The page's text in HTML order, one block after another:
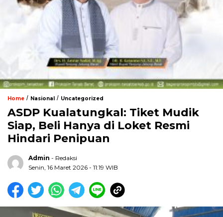
Home / Nasional / Uncategorized
ASDP Kualatungkal: Tiket Mudik
Siap, Beli Hanya di Loket Resmi
Hindari Penipuan
Admin - Redaksi
Senin, 16 Maret 2026 - 11:19 WIB